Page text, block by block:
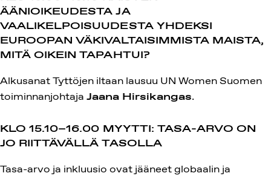
ÄÄNIOIKEUDESTA JA
VAALIKELPOISUUDESTA YHDEKSI
EUROOPAN VÄKIVALTAISIMMISTA MAISTA,
MITÄ OIKEIN TAPAHTUI?
Alkusanat Tyttöjen iltaan lausuu UN Women Suomen
toiminnanjohtaja Jaana Hirsikangas.
KLO 15.10–16.00 MYYTTI: TASA-ARVO ON
JO RIITTÄVÄLLÄ TASOLLA
Tasa-arvo ja inkluusio ovat jääneet globaalin ja